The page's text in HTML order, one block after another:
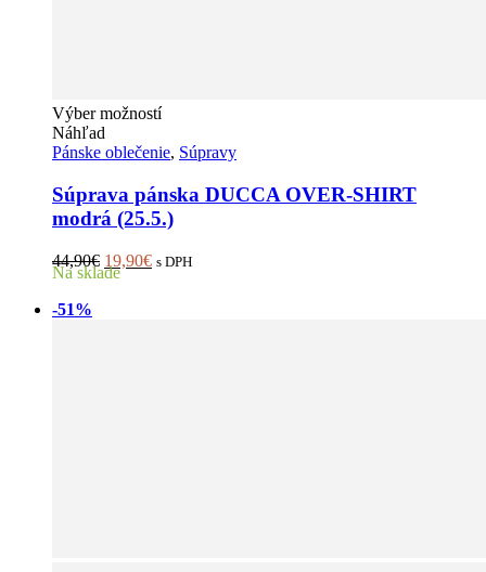
Výber možnostíTento
má
variantov.
Možnosti
si
vybrať
Náhľad
Pánske oblečenie, Súpravy
Súprava pánska DUCCA OVER-SHIRT
modrá (25.5.)
44,90€ Pôvodná
cena
19,90€Aktuálna
s DPH
Na sklade
-51%